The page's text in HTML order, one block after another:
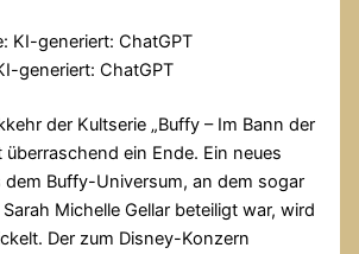
generiert: ChatGPT
der Kultserie „Buffy – Im Bann der
überraschend ein Ende. Ein neues
dem Buffy-Universum, an dem sogar
Michelle Gellar beteiligt war, wird
Der zum Disney-Konzern